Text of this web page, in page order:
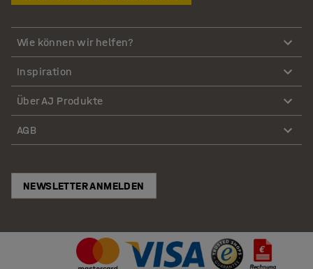
Wie können wir helfen?
Inspiration
Über AJ Produkte
AGB
NEWSLETTER ANMELDEN